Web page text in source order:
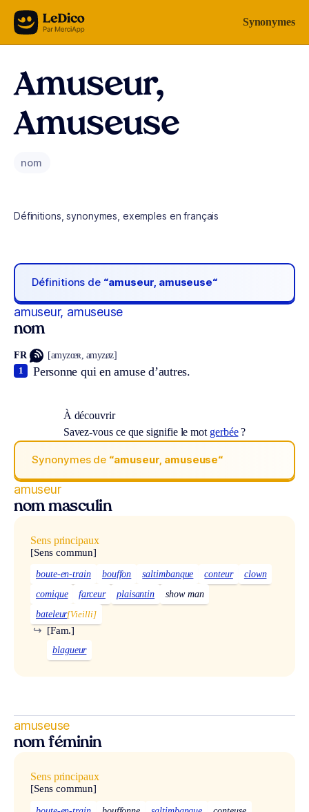
Aller au contenu Synonymes
Amuseur,
Amuseuse
nom
Définitions, synonymes, exemples en français
Définitions de “amuseur, amuseuse“
amuseur, amuseuse
nom
FR [amyzœʀ, amyzøz]
Personne qui en amuse d’autres.
1
À découvrir
Savez-vous ce que signifie le mot gerbée?
Synonymes de “amuseur, amuseuse“
amuseur
nom masculin
Sens principaux
[Sens commun]
boute-en-train bouffon saltimbanque conteur
clown
comique
farceur plaisantin
show man
bateleur[Vieilli]
[Fam.]
↪
blagueur
amuseuse
nom féminin
Sens principaux
[Sens commun]